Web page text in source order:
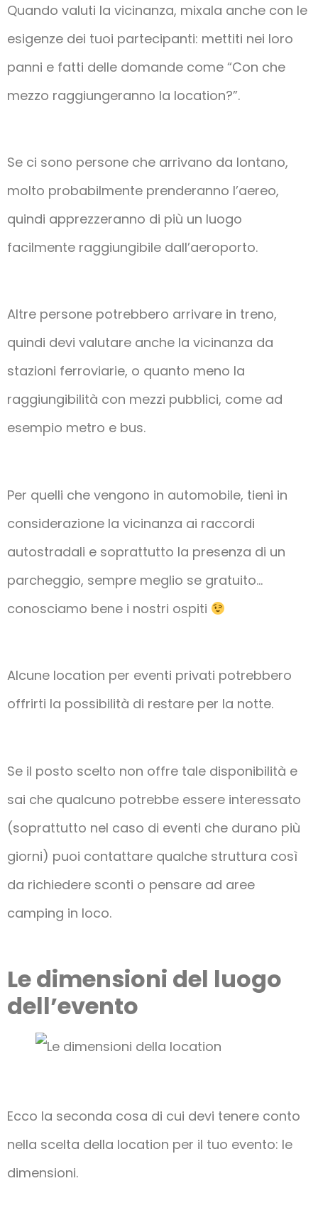
Quando valuti la vicinanza, mixala anche con le
esigenze dei tuoi partecipanti: mettiti nei loro
panni e fatti delle domande come “Con che
mezzo raggiungeranno la location?”.
Se ci sono persone che arrivano da lontano,
molto probabilmente prenderanno l’aereo,
quindi apprezzeranno di più un luogo
facilmente raggiungibile dall’aeroporto.
Altre persone potrebbero arrivare in treno,
quindi devi valutare anche la vicinanza da
stazioni ferroviarie, o quanto meno la
raggiungibilità con mezzi pubblici, come ad
esempio metro e bus.
Per quelli che vengono in automobile, tieni in
considerazione la vicinanza ai raccordi
autostradali e soprattutto la presenza di un
parcheggio, sempre meglio se gratuito…
conosciamo bene i nostri ospiti
Alcune location per eventi privati potrebbero
offrirti la possibilità di restare per la notte.
Se il posto scelto non offre tale disponibilità e
sai che qualcuno potrebbe essere interessato
(soprattutto nel caso di eventi che durano più
giorni) puoi contattare qualche struttura così
da richiedere sconti o pensare ad aree
camping in loco.
Le dimensioni del luogo
dell’evento
Ecco la seconda cosa di cui devi tenere conto
nella scelta della location per il tuo evento: le
dimensioni.